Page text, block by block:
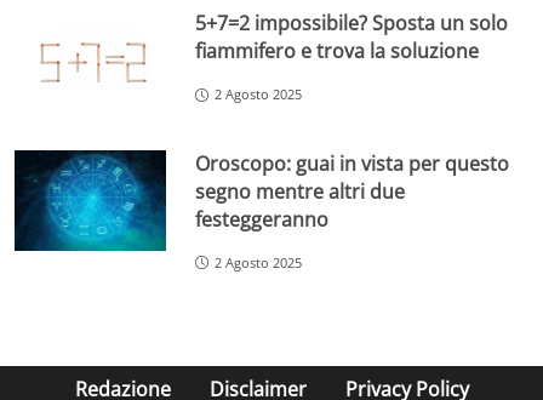
5+7=2 impossibile? Sposta un solo
fiammifero e trova la soluzione
2 Agosto 2025
Oroscopo: guai in vista per questo
segno mentre altri due
festeggeranno
2 Agosto 2025
Redazione Disclaimer Privacy Policy